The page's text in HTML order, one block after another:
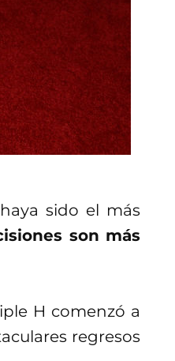
sido el más
son más
H comenzó a
regresos